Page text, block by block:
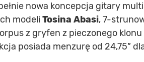
nowa koncepcja gitary
modeli Tosina Abasi, 7-
z gryfen z pieczonego
posiada menzurę od 24,75”